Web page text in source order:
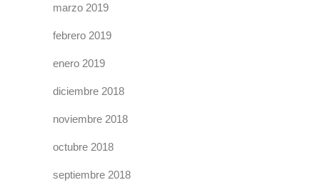
marzo 2019
febrero 2019
enero 2019
diciembre 2018
noviembre 2018
octubre 2018
septiembre 2018